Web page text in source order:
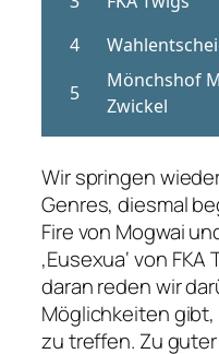
Wir springen
Genres, diesmal
Fire von Mogwai
‚Eusexua‘ von
daran reden wir
Möglichkeiten
zu treffen. Zu